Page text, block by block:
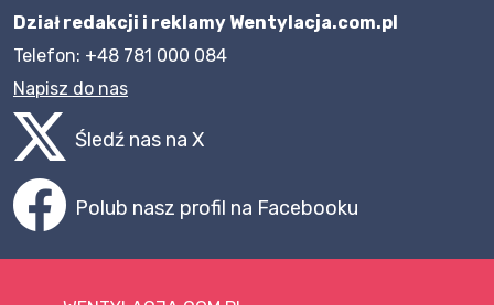
Dział redakcji i reklamy Wentylacja.com.pl
Telefon: +48 781 000 084
Napisz do nas
Śledź nas na X
Polub nasz profil na Facebooku